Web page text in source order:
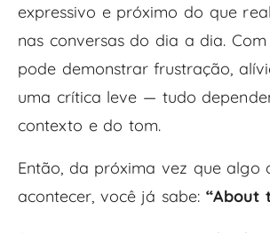
expressivo e próximo do que
nas conversas do dia a dia.
pode demonstrar frustração,
uma crítica leve — tudo
contexto e do tom.
Então, da próxima vez que algo
acontecer, você já sabe: “About